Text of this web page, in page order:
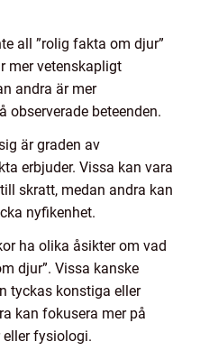
all ”rolig fakta om djur”
mer vetenskapligt
andra är mer
observerade beteenden.
är graden av
erbjuder. Vissa kan vara
skratt, medan andra kan
nyfikenhet.
ha olika åsikter om vad
djur”. Vissa kanske
tyckas konstiga eller
kan fokusera mer på
fysiologi.